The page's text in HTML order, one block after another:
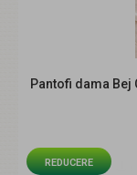
Pantofi dama Bej
REDUCERE